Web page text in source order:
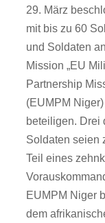
29. März
mit bis zu 60
und Soldaten
Mission „EU
Partnership
(EUMPM Niger)
beteiligen. Drei
Soldaten seien
Teil eines
EUMPM Niger
dem